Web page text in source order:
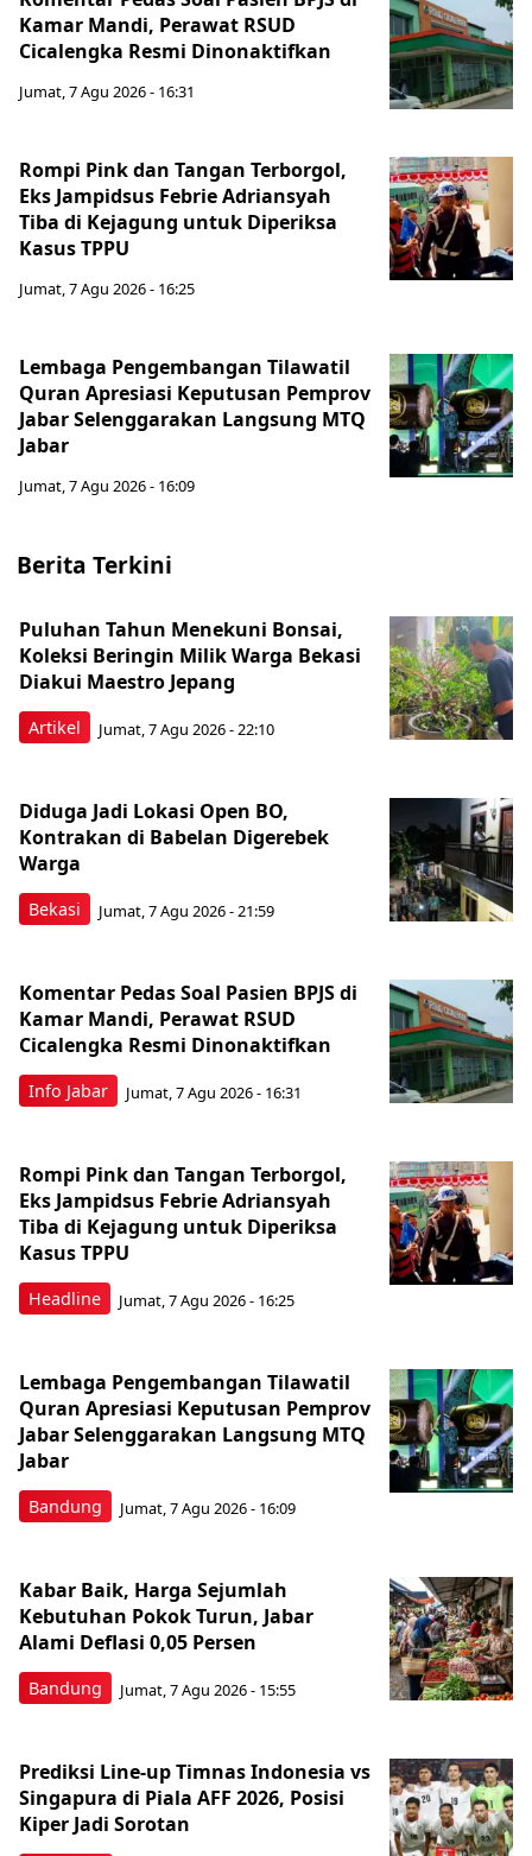
Kamar Mandi, Perawat RSUD
Cicalengka Resmi Dinonaktifkan
Jumat, 7 Agu 2026 - 16:31
Rompi Pink dan Tangan Terborgol,
Eks Jampidsus Febrie Adriansyah
Tiba di Kejagung untuk Diperiksa
Kasus TPPU
Jumat, 7 Agu 2026 - 16:25
Lembaga Pengembangan Tilawatil
Quran Apresiasi Keputusan Pemprov
Jabar Selenggarakan Langsung MTQ
Jabar
Jumat, 7 Agu 2026 - 16:09
Berita Terkini
Artikel
Puluhan Tahun Menekuni Bonsai,
Koleksi Beringin Milik Warga Bekasi
Diakui Maestro Jepang
Jumat, 7 Agu 2026 - 22:10
Bekasi
Diduga Jadi Lokasi Open BO,
Kontrakan di Babelan Digerebek
Warga
Jumat, 7 Agu 2026 - 21:59
Info Jabar
Komentar Pedas Soal Pasien BPJS di
Kamar Mandi, Perawat RSUD
Cicalengka Resmi Dinonaktifkan
Jumat, 7 Agu 2026 - 16:31
Headline
Rompi Pink dan Tangan Terborgol,
Eks Jampidsus Febrie Adriansyah
Tiba di Kejagung untuk Diperiksa
Kasus TPPU
Jumat, 7 Agu 2026 - 16:25
Bandung
Lembaga Pengembangan Tilawatil
Quran Apresiasi Keputusan Pemprov
Jabar Selenggarakan Langsung MTQ
Jabar
Jumat, 7 Agu 2026 - 16:09
Bandung
Kabar Baik, Harga Sejumlah
Kebutuhan Pokok Turun, Jabar
Alami Deflasi 0,05 Persen
Jumat, 7 Agu 2026 - 15:55
Prediksi Line-up Timnas Indonesia vs
Singapura di Piala AFF 2026, Posisi
Kiper Jadi Sorotan